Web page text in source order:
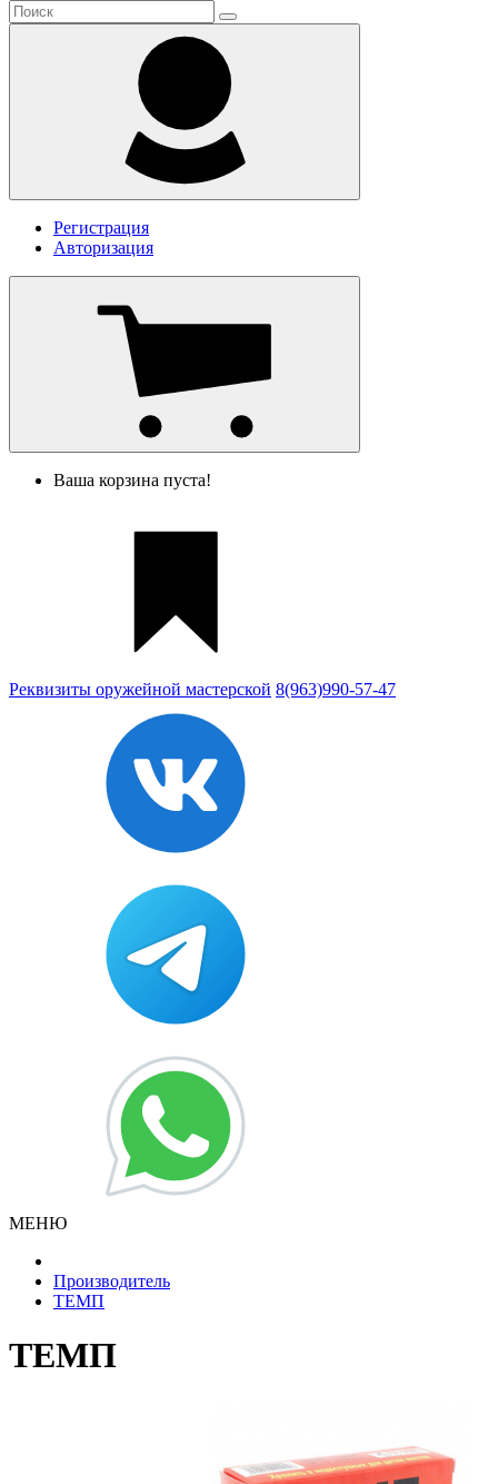
Регистрация
Авторизация
Ваша корзина пуста!
Реквизиты оружейной мастерской 8(963)990-57-47
МЕНЮ
Производитель
ТЕМП
ТЕМП